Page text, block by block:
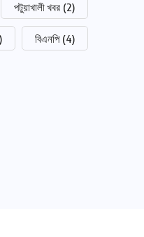
পটুয়াখালী খবর (2)
বিএনপি (4)